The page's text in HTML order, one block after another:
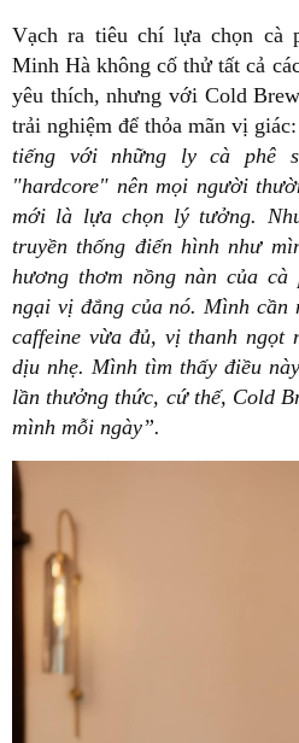
Vạch ra tiêu chí lựa chọn cà
Minh Hà không cố thử tất cả
yêu thích, nhưng với Cold
trải nghiệm để thỏa mãn vị giác:
tiếng với những ly cà phê
"hardcore" nên mọi người
mới là lựa chọn lý tưởng.
truyền thống điển hình như
hương thơm nồng nàn của
ngại vị đắng của nó. Mình
caffeine vừa đủ, vị thanh ngọt
dịu nhẹ. Mình tìm thấy điều
lần thưởng thức, cứ thế, Cold
mình mỗi ngày”.